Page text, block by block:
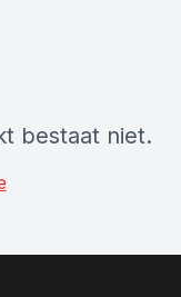
bestaat niet.